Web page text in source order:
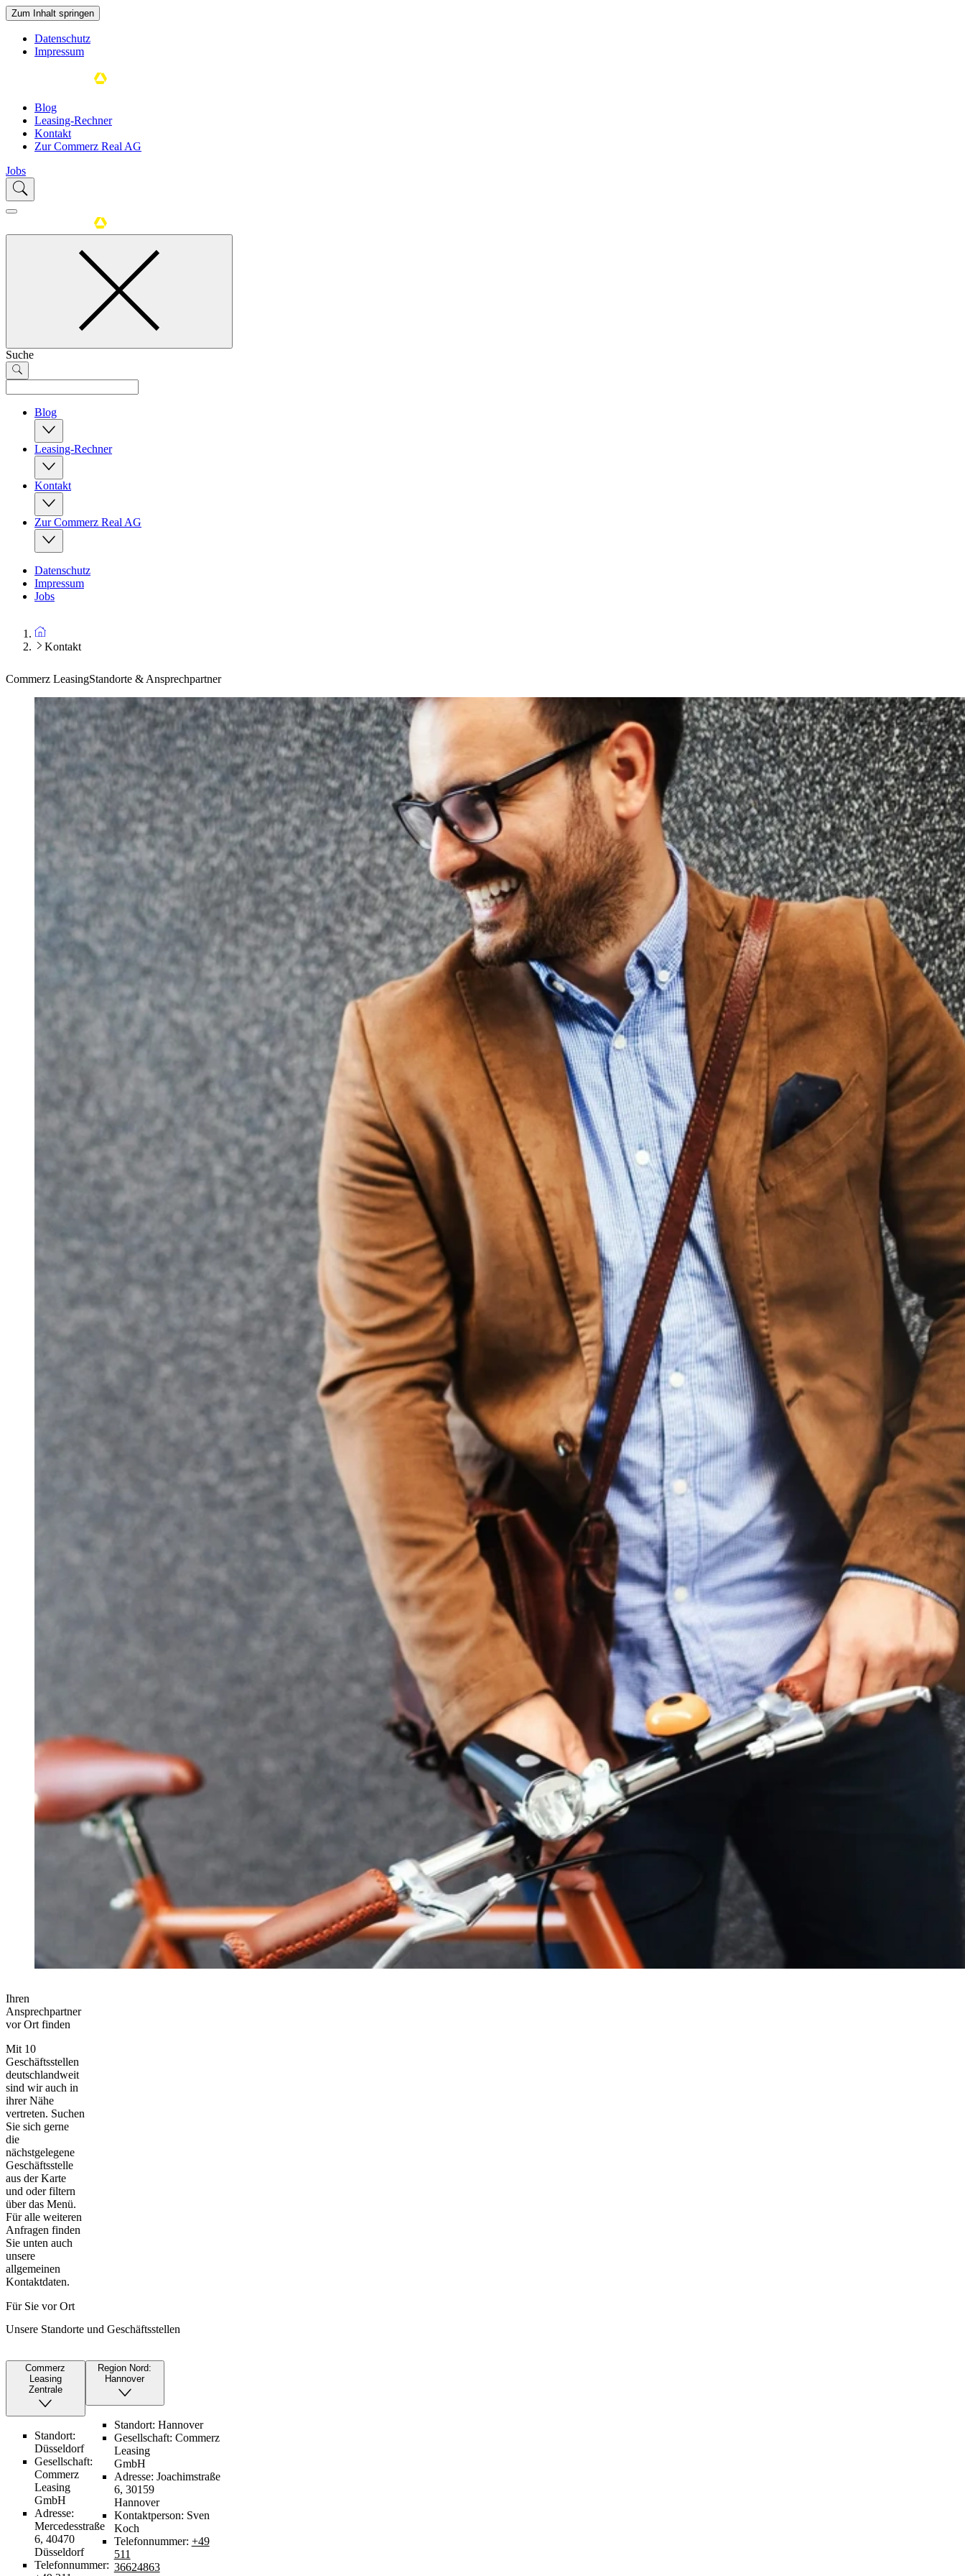
Zum Inhalt springen
Datenschutz
Impressum
Blog
Leasing-Rechner
Kontakt
Zur Commerz Real AG
Jobs
Suche
Blog
Leasing-Rechner
Kontakt
Zur Commerz Real AG
Datenschutz
Impressum
Jobs
Kontakt
Commerz LeasingStandorte & Ansprechpartner
Ihren
Ansprechpartner
vor Ort finden
Mit 10
Geschäftsstellen
deutschlandweit
sind wir auch in
ihrer Nähe
vertreten. Suchen
Sie sich gerne
die
nächstgelegene
Geschäftsstelle
aus der Karte
und oder filtern
über das Menü.
Für alle weiteren
Anfragen finden
Sie unten auch
unsere
allgemeinen
Kontaktdaten.
Für Sie vor Ort
Unsere Standorte und Geschäftsstellen
Commerz
Leasing
Zentrale
Standort:
Düsseldorf
Gesellschaft:
Commerz
Leasing
GmbH
Adresse:
Mercedesstraße
6, 40470
Düsseldorf
Telefonnummer:
Region Nord:
Hannover
Standort: Hannover
Gesellschaft: Commerz
Leasing
GmbH
Adresse: Joachimstraße
6, 30159
Hannover
Kontaktperson: Sven
Koch
Telefonnummer: +49
511
36624863